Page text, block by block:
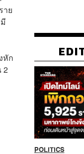
าย
หัก
2
POLITICS